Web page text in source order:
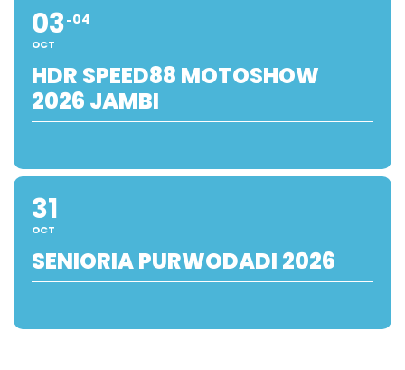
03
OCT
04
HDR SPEED88 MOTOSHOW
2026 JAMBI
31
OCT
SENIORIA PURWODADI 2026